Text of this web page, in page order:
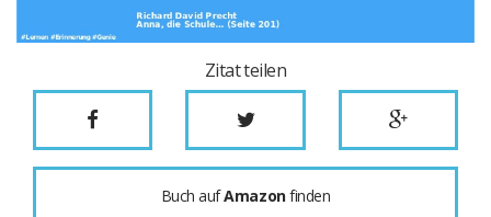
Zitat teilen
Buch aufAmazonfinden